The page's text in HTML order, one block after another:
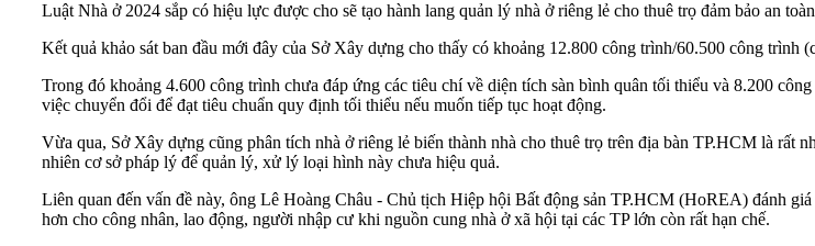
Luật Nhà ở 2024 sắp có hiệu lực được cho sẽ tạo hành lang quản lý nhà ở riêng lẻ cho thuê trọ đảm bảo an
Kết quả khảo sát ban đầu mới đây của Sở Xây dựng cho thấy có khoảng 12.800 công trình/60.500 công trình
Trong đó khoảng 4.600 công trình chưa đáp ứng các tiêu chí về diện tích sàn bình quân tối thiểu và 8.200
việc chuyển đổi để đạt tiêu chuẩn quy định tối thiểu nếu muốn tiếp tục hoạt động.
Vừa qua, Sở Xây dựng cũng phân tích nhà ở riêng lẻ biến thành nhà cho thuê trọ trên địa bàn TP.HCM là rất
nhiên cơ sở pháp lý để quản lý, xử lý loại hình này chưa hiệu quả.
Liên quan đến vấn đề này, ông Lê Hoàng Châu - Chủ tịch Hiệp hội Bất động sản TP.HCM (HoREA) đánh
hơn cho công nhân, lao động, người nhập cư khi nguồn cung nhà ở xã hội tại các TP lớn còn rất hạn chế.